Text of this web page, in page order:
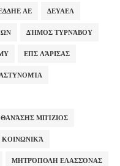
ΑΕ ΔΕΥΑΕΛ
ΔΉΜΟΣ ΤΥΡΝΆΒΟΥ
ΕΠΣ ΛΆΡΙΣΑΣ
ΘΑΝΆΣΗΣ ΜΠΊΖΙΟΣ
ΚΟΙΝΩΝΙΚΆ
ΜΗΤΡΌΠΟΛΗ ΕΛΑΣΣΌΝΑΣ